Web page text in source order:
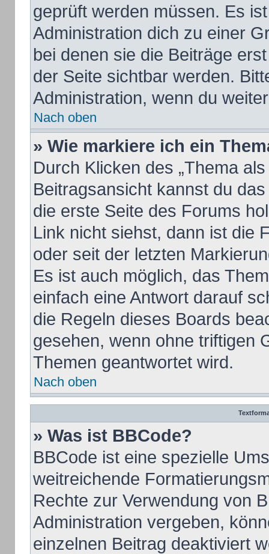
geprüft werden müssen. Es
Administration dich zu einer
bei denen sie die Beiträge
der Seite sichtbar werden.
Administration, wenn du
Nach oben
» Wie markiere ich ein
Durch Klicken des „Thema
Beitragsansicht kannst du
die erste Seite des Forums
Link nicht siehst, dann ist die
oder seit der letzten
Es ist auch möglich, das
einfach eine Antwort darauf
die Regeln dieses Boards
gesehen, wenn ohne triftigen
Themen geantwortet wird.
Nach oben
» Was ist BBCode?
BBCode ist eine spezielle
weitreichende
Rechte zur Verwendung von
Administration vergeben,
einzelnen Beitrag deaktiviert